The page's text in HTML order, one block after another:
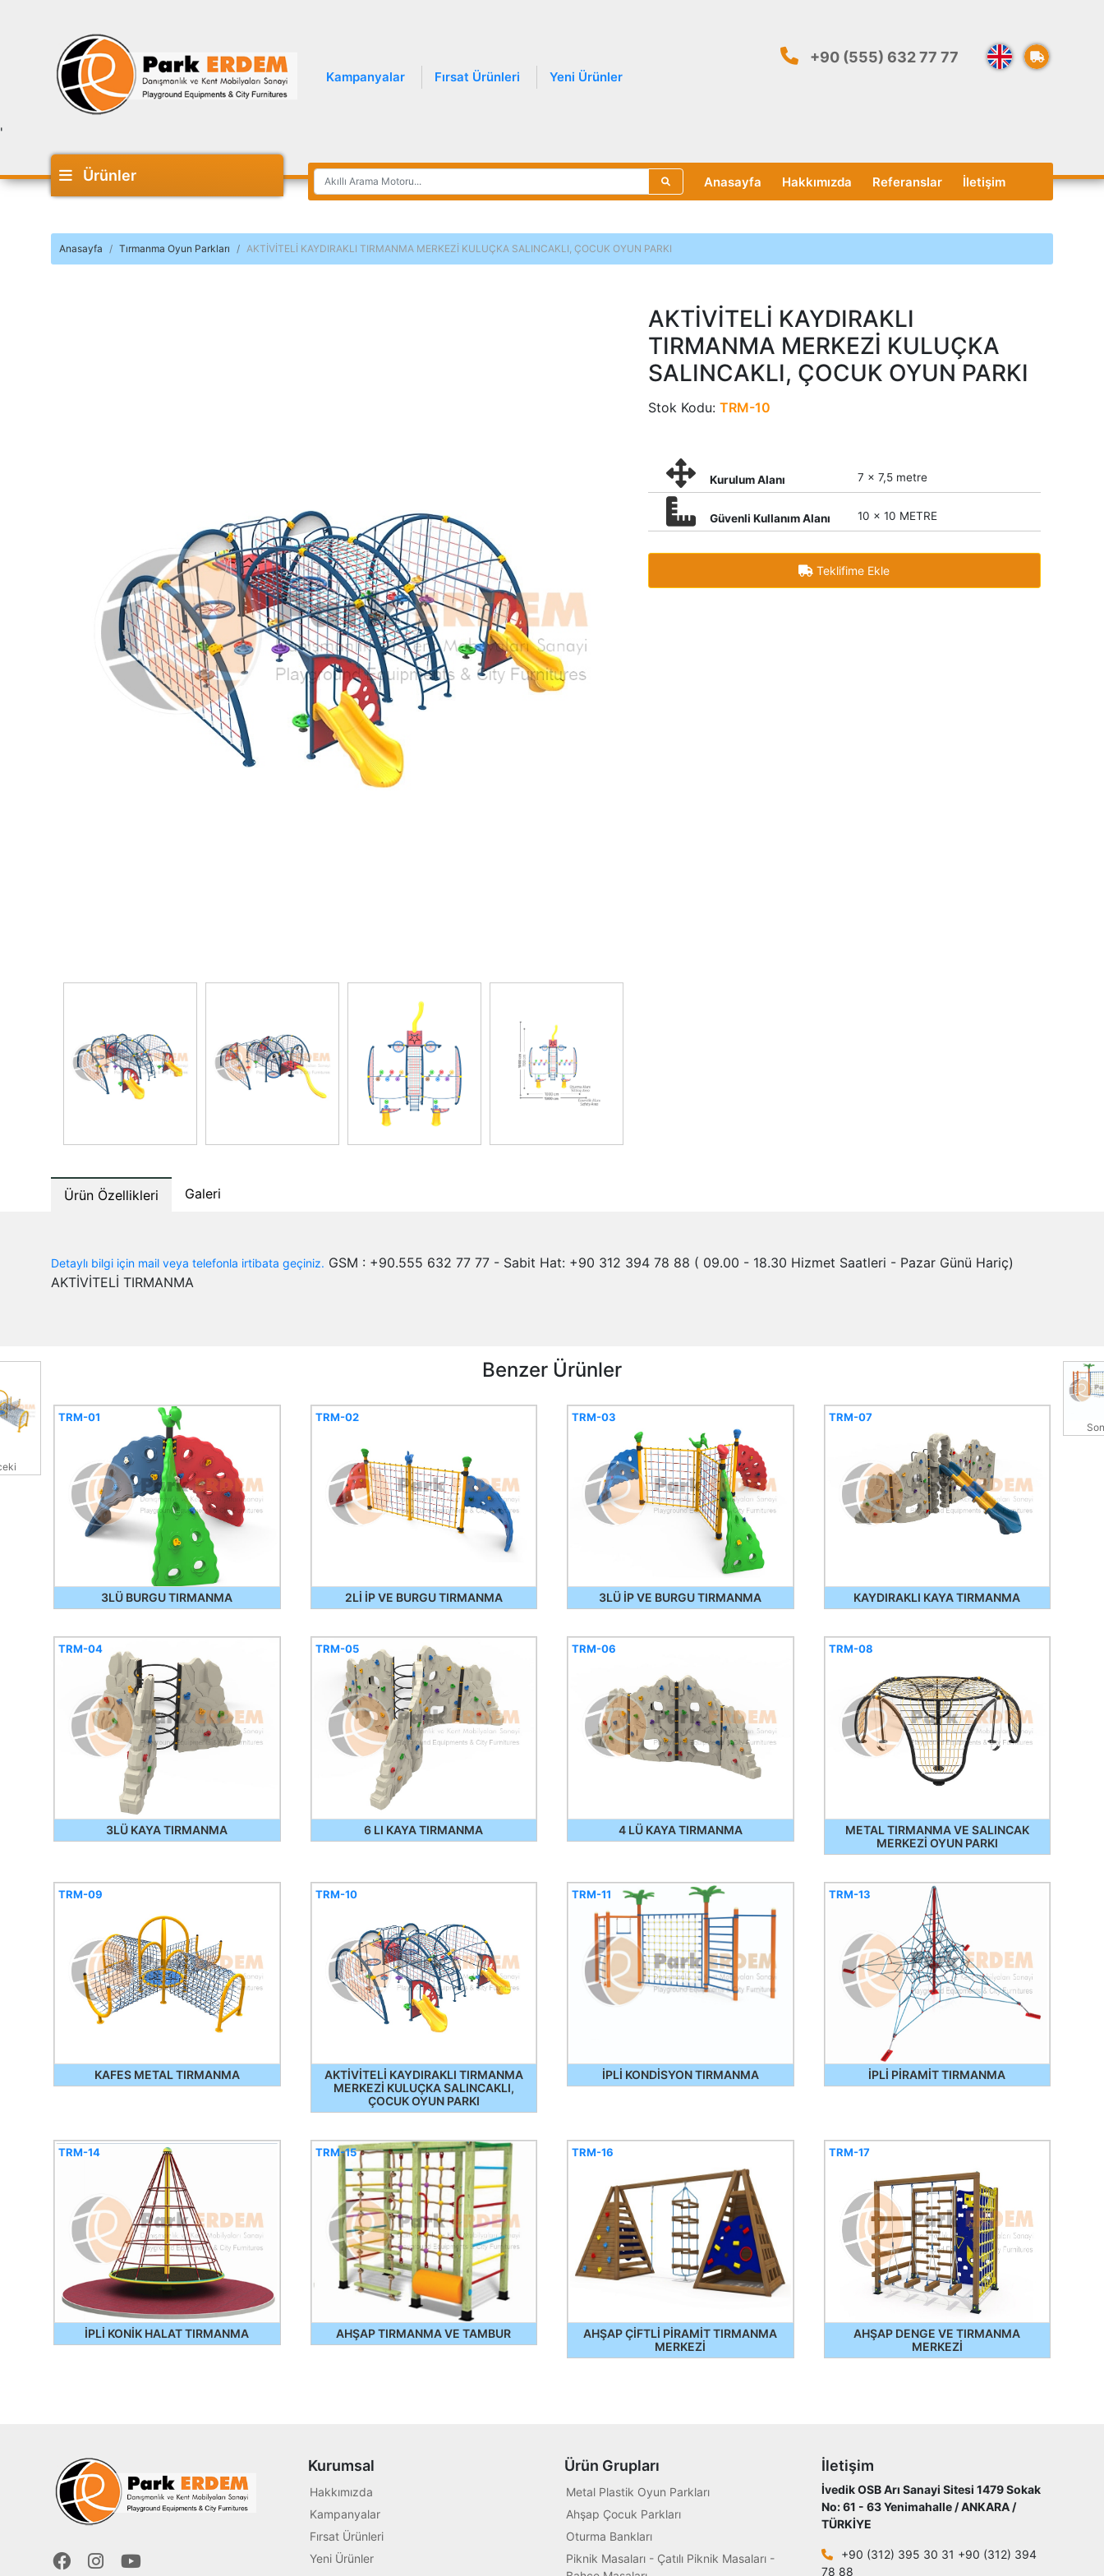
Kampanyalar Fırsat Ürünleri Yeni Ürünler
+90 (555) 632 77 77
'
Ürünler Anasayfa Hakkımızda Referanslar İletişim
Anasayfa Tırmanma Oyun Parkları AKTİVİTELİ KAYDIRAKLI TIRMANMA MERKEZİ KULUÇKA SALINCAKLI, ÇOCUK OYUN PARKI
AKTİVİTELİ KAYDIRAKLI
TIRMANMA MERKEZİ KULUÇKA
SALINCAKLI, ÇOCUK OYUN PARKI
Stok Kodu: TRM-10
Kurulum Alanı 7 x 7,5 metre
Güvenli Kullanım Alanı 10 x 10 METRE
Teklifime Ekle
Ürün Özellikleri Galeri
Detaylı bilgi için mail veya telefonla irtibata geçiniz. GSM : +90.555 632 77 77 - Sabit Hat: +90 312 394 78 88 ( 09.00 - 18.30 Hizmet Saatleri - Pazar Günü Hariç)
AKTİVİTELİ TIRMANMA
Benzer Ürünler
3LÜ BURGU TIRMANMA
TRM-01
2Lİ İP VE BURGU TIRMANMA
TRM-02
3LÜ İP VE BURGU TIRMANMA
TRM-03
KAYDIRAKLI KAYA TIRMANMA
TRM-07
3LÜ KAYA TIRMANMA
TRM-04
6 LI KAYA TIRMANMA
TRM-05
4 LÜ KAYA TIRMANMA
TRM-06
METAL TIRMANMA VE SALINCAK
MERKEZİ OYUN PARKI
TRM-08
KAFES METAL TIRMANMA
TRM-09
AKTİVİTELİ KAYDIRAKLI TIRMANMA
MERKEZİ KULUÇKA SALINCAKLI,
ÇOCUK OYUN PARKI
TRM-10
İPLİ KONDİSYON TIRMANMA
TRM-11
İPLİ PİRAMİT TIRMANMA
TRM-13
İPLİ KONİK HALAT TIRMANMA
TRM-14
AHŞAP TIRMANMA VE TAMBUR
TRM-15
AHŞAP ÇİFTLİ PİRAMİT TIRMANMA
MERKEZİ
TRM-16
AHŞAP DENGE VE TIRMANMA
MERKEZİ
TRM-17
Kurumsal
Hakkımızda
Kampanyalar
Fırsat Ürünleri
Yeni Ürünler
Ürün Grupları
Metal Plastik Oyun Parkları
Ahşap Çocuk Parkları
Oturma Bankları
Piknik Masaları - Çatılı Piknik Masaları -
İletişim
İvedik OSB Arı Sanayi Sitesi 1479 Sokak
No: 61 - 63 Yenimahalle / ANKARA /
TÜRKİYE
+90 (312) 395 30 31 +90 (312) 394
78 88